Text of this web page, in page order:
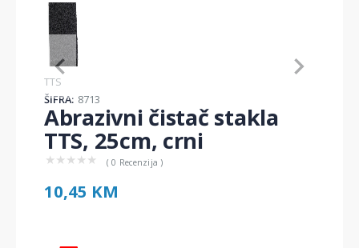
1
of
Item
1
of
1
TTS
ŠIFRA: 8713
Abrazivni čistač stakla
TTS, 25cm, crni
★ ★ ★ ★ ★ ( 0 Recenzija )
10,45 KM